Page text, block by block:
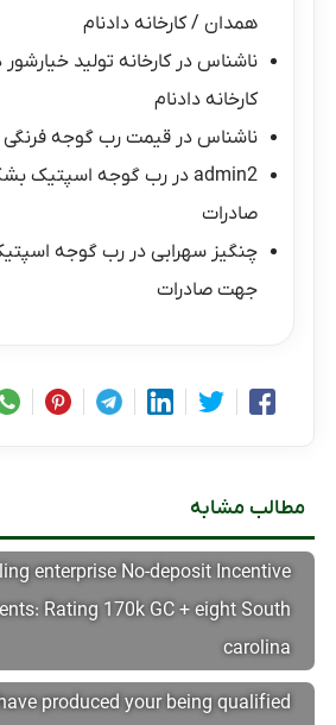
همدان / کارخانه دادنام
ناشناس درکارخانه تولید
کارخانه دادنام
ناشناس درقیمت رب گوجه فرنگی ۱۰ کیلویی
admin2 دررب گوجه اسپتیک
صادرات
چنگیز سهرابی دررب گوجه
جهت صادرات
مطالب مشابه
enterprise No-deposit Incentive
Rating 170k GC + eight South
carolina
produced your being qualified